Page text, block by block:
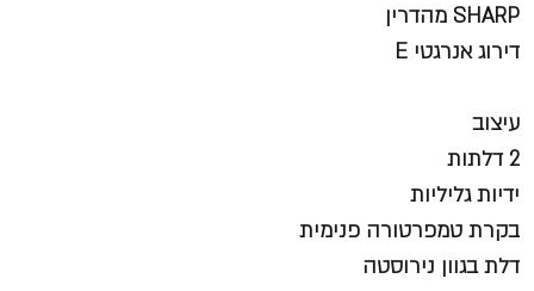
SHARP מהדרין
דירוג אנרגטי E
עיצוב
2 דלתות
ידיות גליליות
בקרת טמפרטורה פנימית
דלת בגוון נירוסטה